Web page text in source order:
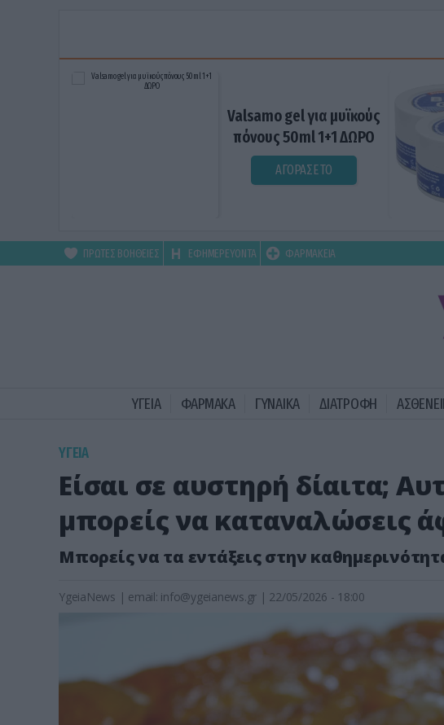
Valsamo gel για μυϊκούς
πόνους 50ml 1+1 ΔΩΡΟ
ΑΓΟΡΑΣΕ ΤΟ
ΠΡΩΤΕΣ ΒΟΗΘΕΙΕΣ ΕΦΗΜΕΡΕΥΟΝΤΑ ΦΑΡΜΑΚΕΙΑ
ΥΓΕΙΑ ΦΑΡΜΑΚΑ ΓΥΝΑΙΚΑ ΔΙΑΤΡΟΦΗ
ΥΓΕΙΑ
Είσαι σε αυστηρή δίαιτα;
μπορείς να καταναλώσεις
Μπορείς να τα εντάξεις στην
YgeiaNews | email: info@ygeianews.gr | 22/05/2026 - 18:00